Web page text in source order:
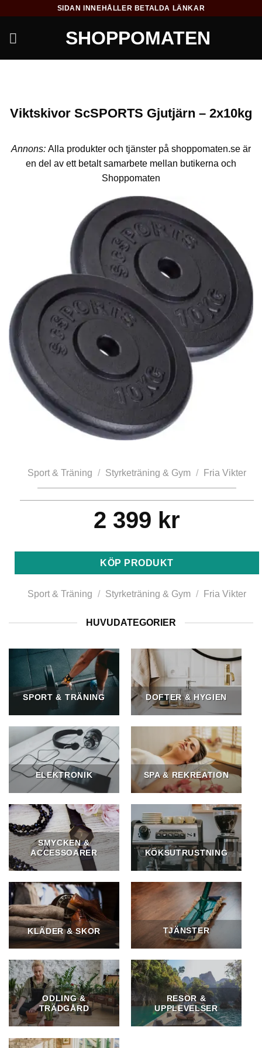
content
SIDAN INNEHÅLLER BETALDA LÄNKAR
SHOPPOMATEN
Viktskivor ScSPORTS Gjutjärn – 2x10kg
Annons: Alla produkter och tjänster på shoppomaten.se är
en del av ett betalt samarbete mellan butikerna och
Shoppomaten
Sport & Träning / Styrketräning & Gym / Fria Vikter
2 399 kr
KÖP PRODUKT
Sport & Träning / Styrketräning & Gym / Fria Vikter
HUVUDATEGORIER
SPORT & TRÄNING DOFTER & HYGIEN
ELEKTRONIK SPA & REKREATION
SMYCKEN &
ACCESSOARER
KÖKSUTRUSTNING
KLÄDER & SKOR TJÄNSTER
ODLING &
TRÄDGÅRD
RESOR &
UPPLEVELSER